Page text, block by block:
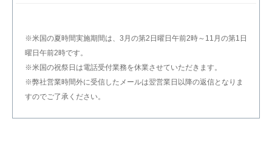
※米国の夏時間実施期間は、3月の第2日曜日午前2時～11月の第1日
曜日午前2時です。
※米国の祝祭日は電話受付業務を休業させていただきます。
※弊社営業時間外に受信したメールは翌営業日以降の返信となりま
すのでご了承ください。